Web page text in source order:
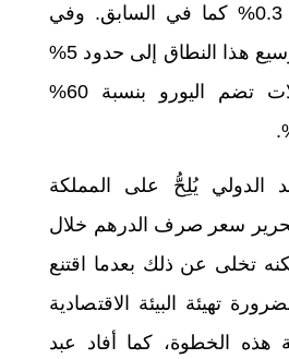
وهبوطاً عوضاً عن 0.3% كما في السابق. وفي
عام 2020، جرى توسيع هذا النطاق إلى حدود 5%
ارتباطاً بسلّة عملات تضم اليورو بنسبة 60%
الدولي يُلِحُّ على المملكة
سعر صرف الدرهم خلال
تخلى عن ذلك بعدما اقتنع
تهيئة البيئة الاقتصادية
هذه الخطوة، كما أفاد عبد